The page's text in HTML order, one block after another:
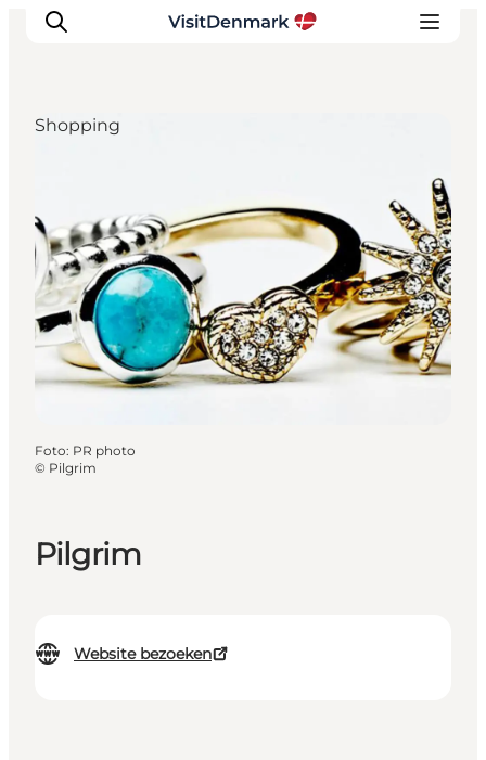
Bestemmingen
Wat te doen
Accommodaties
Plan je reis
Pilgrim
Website bezoeken
Shopping
Foto: PR photo
© Pilgrim